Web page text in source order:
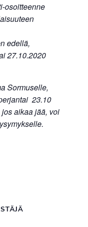
osoitteenne
edellä,
27.10.2020
Sormuselle,
23.10
aikaa jää, voi